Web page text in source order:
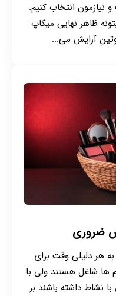
انتخاب کنیم.
ظاهر نهایی میکاپ
آرایش می...
ضروری
هر دلیلی وقت برای
ها شاغل هستند ولی با
نشاط داشته باشند بر